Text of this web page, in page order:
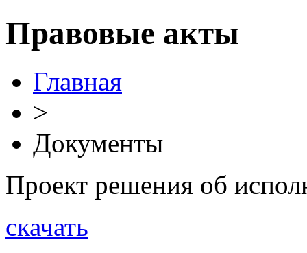
Правовые акты
Главная
>
Документы
Проект решения об
скачать